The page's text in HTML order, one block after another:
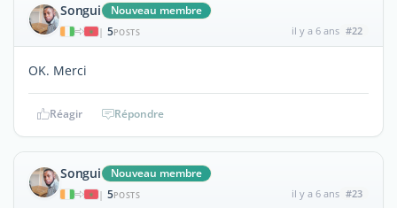
Songui Nouveau membre
| 5POSTS il y a 6 ans #22
OK. Merci
Réagir Répondre
Songui Nouveau membre
| 5POSTS il y a 6 ans #23